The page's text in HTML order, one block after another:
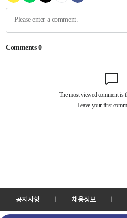
공지사항 채용정보